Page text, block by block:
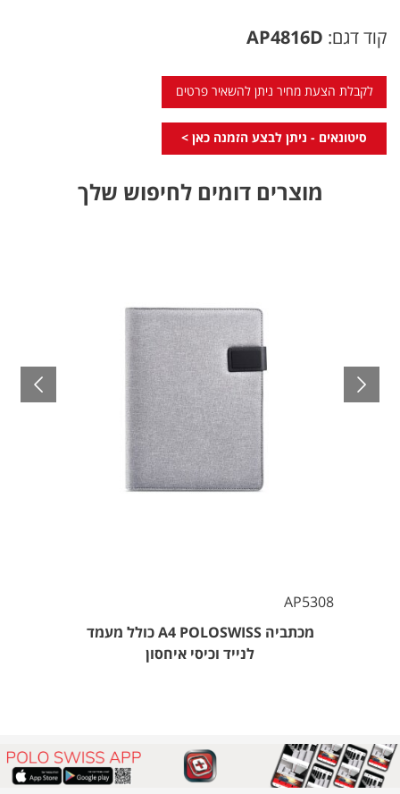
קוד דגם: AP4816D
לקבלת הצעת מחיר ניתן להשאיר פרטים
סיטונאים - ניתן לבצע הזמנה כאן >
מוצרים דומים לחיפוש שלך
AP5308
מכתביה A4 POLOSWISS כולל מעמד
לנייד וכיסי איחסון